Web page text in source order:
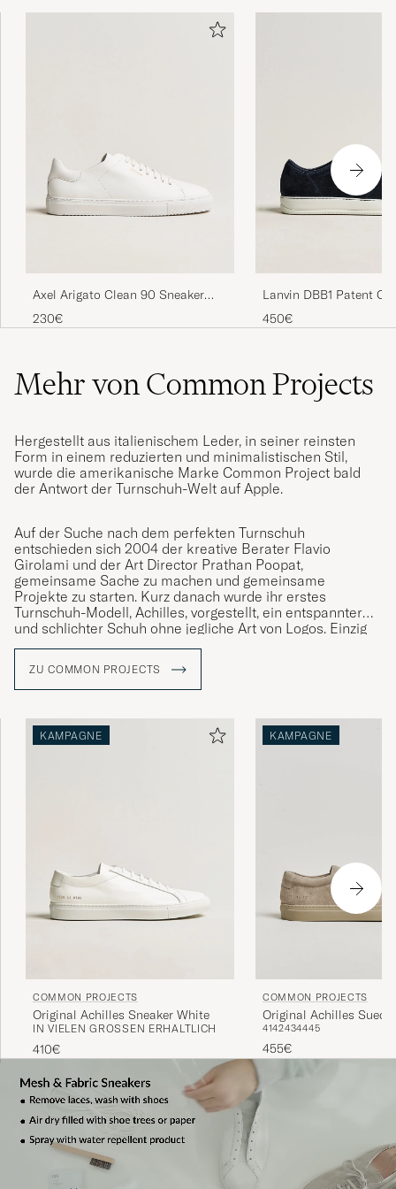
GEKAUFT AM AUF CAREOFCARL.NO
ODD-ENDRE H
GEKAUFT AM AUF CAREOFCARL.NO
Axel Arigato Clean 90 Sneaker
White
230€
Lanvin DBB1 Patent
Sneaker Navy
450€
Mehr von Common Projects
Hergestellt aus italienischem Leder, in seiner reinsten
Form in einem reduzierten und minimalistischen Stil,
wurde die amerikanische Marke Common Project bald
der Antwort der Turnschuh-Welt auf Apple.
Auf der Suche nach dem perfekten Turnschuh
entschieden sich 2004 der kreative Berater Flavio
Girolami und der Art Director Prathan Poopat,
gemeinsame Sache zu machen und gemeinsame
Projekte zu starten. Kurz danach wurde ihr erstes
Turnschuh-Modell, Achilles, vorgestellt, ein entspannter
und schlichter Schuh ohne jegliche Art von Logos. Einzig
auf der Ferse sind die Schuhe mit Artikelnummer, Größe
ZU COMMON PROJECTS
KAMPAGNE
COMMON PROJECTS
Original Achilles Sneaker White
IN VIELEN GRÖSSEN ERHÄLTLICH
410€
KAMPAGNE
COMMON PROJECTS
Original Achilles Suede
Warm Grey
4142434445
455€